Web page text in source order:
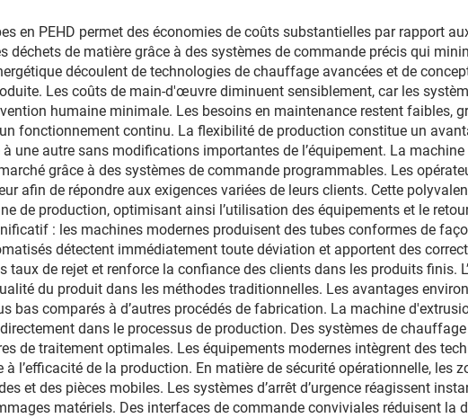
en PEHD permet des économies de coûts substantielles par rapport
déchets de matière grâce à des systèmes de commande précis qui
découlent de technologies de chauffage avancées et de
Les coûts de main-d'œuvre diminuent sensiblement, car les
humaine minimale. Les besoins en maintenance restent faibles,
fonctionnement continu. La flexibilité de production constitue un
une autre sans modifications importantes de l’équipement. La
grâce à des systèmes de commande programmables. Les
afin de répondre aux exigences variées de leurs clients. Cette
de production, optimisant ainsi l’utilisation des équipements et le
: les machines modernes produisent des tubes conformes de
détectent immédiatement toute déviation et apportent des
taux de rejet et renforce la confiance des clients dans les produits finis.
du produit dans les méthodes traditionnelles. Les avantages
bas comparés à d’autres procédés de fabrication. La machine
dans le processus de production. Des systèmes de
de traitement optimales. Les équipements modernes intègrent des
à l’efficacité de la production. En matière de sécurité opérationnelle, les
et des pièces mobiles. Les systèmes d’arrêt d’urgence réagissent
matériels. Des interfaces de commande conviviales réduisent la